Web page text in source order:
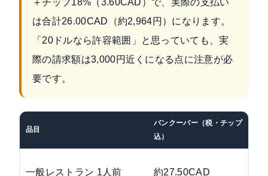
＋チップ18%（3.60CAD）で、実際の支払い
は合計26.00CAD（約2,964円）になります。
「20ドルなら許容範囲」と思っていても、実
際の請求額は3,000円近くになる点に注意が必
要です。
品目
バンクーバー（税・チップ
込）
一般レストラン 1人前 約27.50CAD